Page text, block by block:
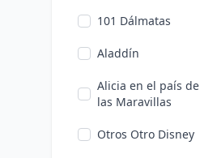
101 Dálmatas
Aladdín
Alicia en el país de
las Maravillas
Otros Otro Disney